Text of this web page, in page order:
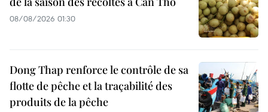
08/08/2026 01:30
Dong Thap renforce le contrôle de sa
flotte de pêche et la traçabilité des
produits de la pêche